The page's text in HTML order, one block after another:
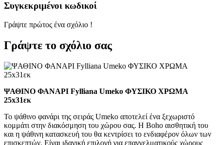
Συγκεκριμένοι κωδικοί
Γράψτε πρώτος ένα σχόλιο !
Γράψτε το σχόλιο σας
ΨΑΘΙΝΟ ΦΑΝΑΡΙ Fylliana Umeko ΦΥΣΙΚΟ ΧΡΩΜΑ
25x31εκ
Το ψάθινο φανάρι της σειράς Umeko αποτελεί ένα ξεχωριστό
κομμάτι στην διακόσμηση του χώρου σας. Η Boho αισθητική του
και η ψάθινη κατασκευή του θα κεντρίσει το ενδιαφέρον όλων των
επισκεπτών. Είναι ιδανική επιλογή για επαγγελματικούς χώρους